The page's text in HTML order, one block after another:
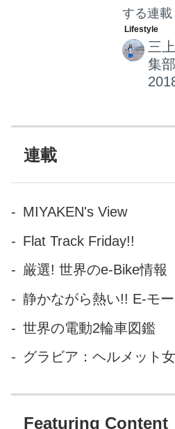
する連
れいなと
日は前
ールを
ルのCM
す！そ
三
集部
連載
MIYAKEN's View
Flat Track Friday!!
厳選! 世界のe-Bike情報
静かながら熱い!! E-モ
世界の電動2輪車図鑑
グラビア：ヘルメット
Featuring Content